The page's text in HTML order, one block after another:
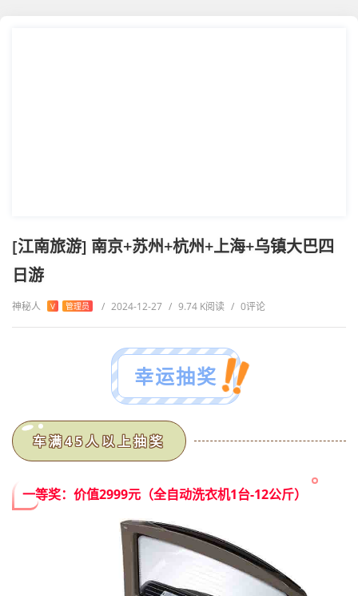
[江南旅游] 南京+苏州+杭州+上海+乌镇大巴四
日游
神秘人 V 管理员 / 2024-12-27 / 9.74 K阅读 / 0评论
幸运抽奖
车满45人以上抽奖
一等奖：价值2999元（全自动洗衣机1台-12公斤）